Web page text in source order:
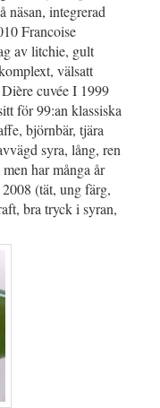
näsan, integrerad
Francoise
av litchie, gult
välsatt
cuvée I 1999
för 99:an klassiska
björnbär, tjära
syra, lång, ren
har många år
(tät, ung färg,
bra tryck i syran,